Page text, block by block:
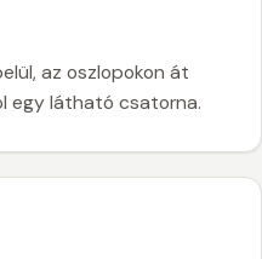
az oszlopokon át
egy látható csatorna.